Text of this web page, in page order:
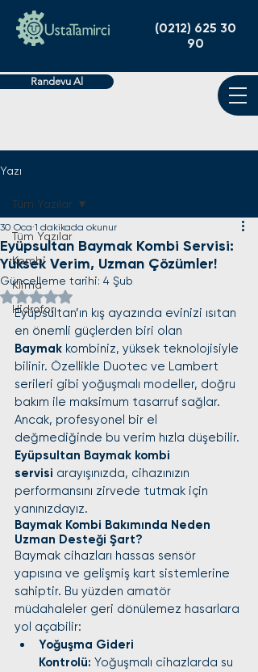
(0212) 625 30
90
Randevu Al
Yazı
Tüm Yazılar
Kombi
Klima
Hidrofor
Tüm Yazılar
Eyüpsultan Baymak Kombi Servisi:
Yüksek Verim, Uzman Çözümler!
30 Oca 1 dakikada okunur
Güncelleme tarihi: 4 Şub
5 üzerinden NaN yıldız
Eyüpsultan’ın kış ayazında evinizi ısıtan
en önemli güçlerden biri olan
Baymak kombiniz, yüksek teknolojisiyle
bilinir. Özellikle Duotec ve Lambert
serileri gibi yoğuşmalı modeller, doğru
bakım ile maksimum tasarruf sağlar.
Ancak, profesyonel bir el
değmediğinde bu verim hızla düşebilir.
Eyüpsultan Baymak kombi
servisi arayışınızda, cihazınızın
performansını zirvede tutmak için
yanınızdayız.
Baymak Kombi Bakımında Neden
Uzman Desteği Şart?
Baymak cihazları hassas sensör
yapısına ve gelişmiş kart sistemlerine
sahiptir. Bu yüzden amatör
müdahaleler geri dönülemez hasarlara
yol açabilir:
Yoğuşma Gideri
Kontrolü: Yoğuşmalı cihazlarda su